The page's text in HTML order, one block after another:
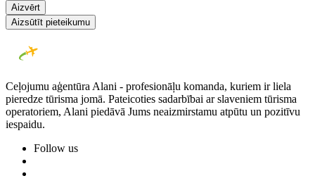
Aizvērt
Aizsūtīt pieteikumu
Ceļojumu aģentūra Alani - profesionāļu komanda, kuriem ir liela
pieredze tūrisma jomā. Pateicoties sadarbībai ar slaveniem tūrisma
operatoriem, Alani piedāvā Jums neaizmirstamu atpūtu un pozitīvu
iespaidu.
Follow us